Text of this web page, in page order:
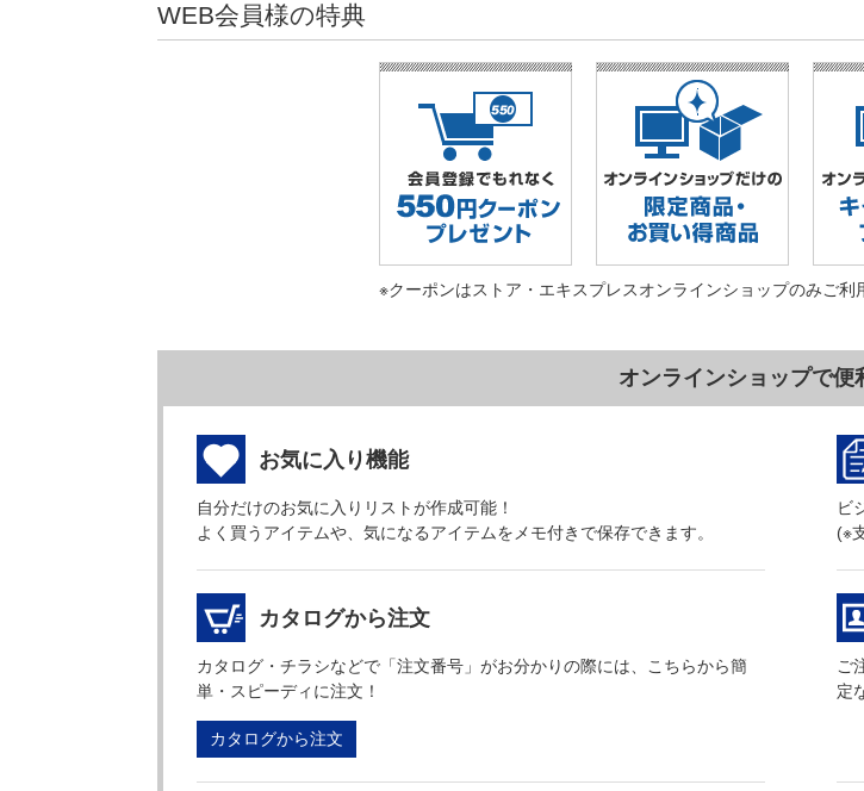
WEB会員様の特典
※クーポンはストア・エキスプレスオンラインショップのみご利
オンラインショップで便
お気に入り機能
自分だけのお気に入りリストが作成可能！
よく買うアイテムや、気になるアイテムをメモ付きで保存できます。
ビ
(※
カタログから注文
カタログ・チラシなどで「注文番号」がお分かりの際には、こちらから簡
単・スピーディに注文！
カタログから注文
ご
定